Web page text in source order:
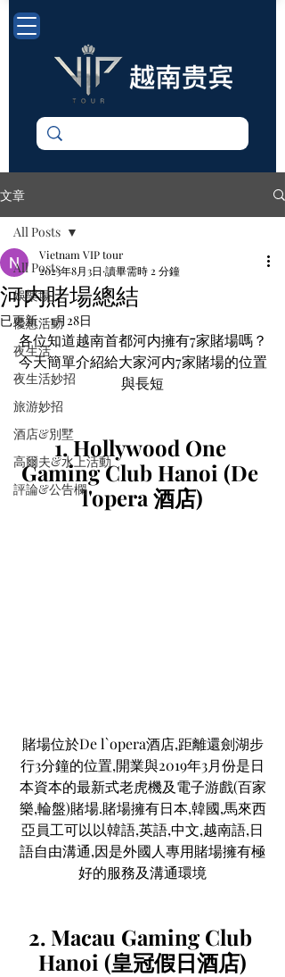
文章
All Posts
娛樂場
優惠活動
夜生活
夜生活妙招
旅游妙招
酒店&別墅
高爾夫&水上活動
評論&公告欄
All Posts
河内賭場總結
Vietnam VIP tour
2023年8月3日 讀畢需時 2 分鐘
已更新：1月28日
各位知道越南首都河内擁有7家賭場嗎？
今天簡單介紹給大家河内7家賭場的位置
與長短
1. Hollywood One
Gaming Club Hanoi (De
l'opera 酒店)
賭場位於De l`opera酒店,距離還劍湖步
行3分鐘的位置,開業與2019年3月份是日
本資本的最新式老虎機及電子游戲(百家
樂,輪盤)賭場.賭場擁有日本,韓國,馬來西
亞員工可以以韓語,英語,中文,越南語,日
語自由溝通,因是外國人專用賭場擁有極
好的服務及溝通環境
2. Macau Gaming Club
Hanoi (皇冠假日酒店)